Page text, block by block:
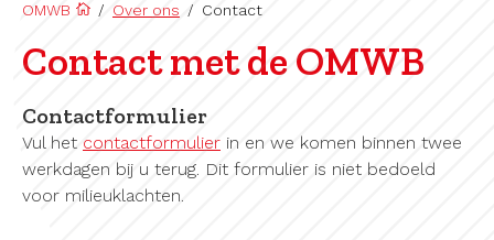
OMWB / Over ons / Contact
Contact met de OMWB
Contactformulier
Vul het contactformulier in en we komen binnen twee
werkdagen bij u terug. Dit formulier is niet bedoeld
voor milieuklachten.